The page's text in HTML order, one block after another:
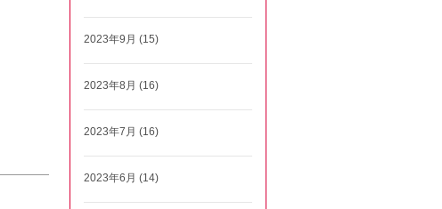
2023年9月 (15)
2023年8月 (16)
2023年7月 (16)
2023年6月 (14)